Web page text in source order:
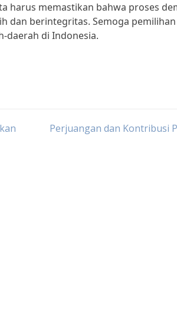
harus memastikan bahwa proses
dan berintegritas. Semoga
daerah di Indonesia.
Perjuangan dan Kontribusi